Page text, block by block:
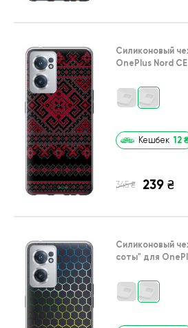
Силиконовый
OnePlus Nord
Кешбек 12
345 ₴ 239 ₴
Силиконовый
соты" для